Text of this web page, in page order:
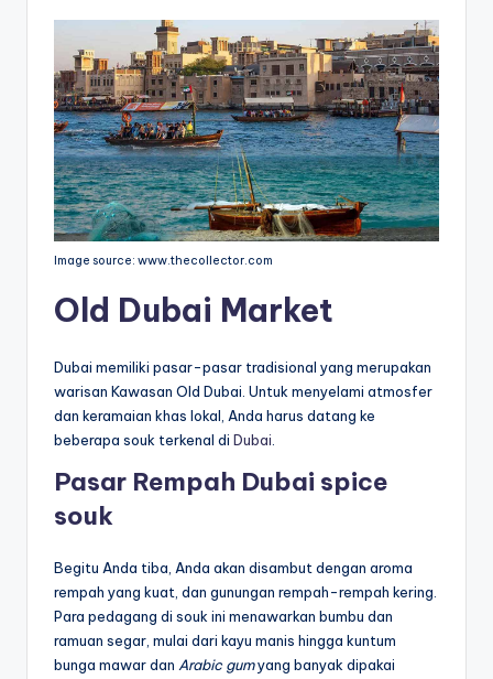
Image source: www.thecollector.com
Old Dubai Market
Dubai memiliki pasar-pasar tradisional yang merupakan
warisan Kawasan Old Dubai. Untuk menyelami atmosfer
dan keramaian khas lokal, Anda harus datang ke
beberapa souk terkenal di Dubai.
Pasar Rempah Dubai spice
souk
Begitu Anda tiba, Anda akan disambut dengan aroma
rempah yang kuat, dan gunungan rempah-rempah kering.
Para pedagang di souk ini menawarkan bumbu dan
ramuan segar, mulai dari kayu manis hingga kuntum
bunga mawar dan Arabic gumyang banyak dipakai